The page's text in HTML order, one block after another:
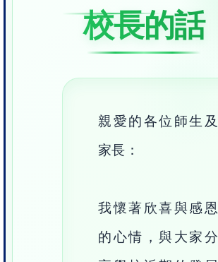
校長的話
親愛的各位師生及
家長：
我懷著欣喜與感恩
的心情，與大家分